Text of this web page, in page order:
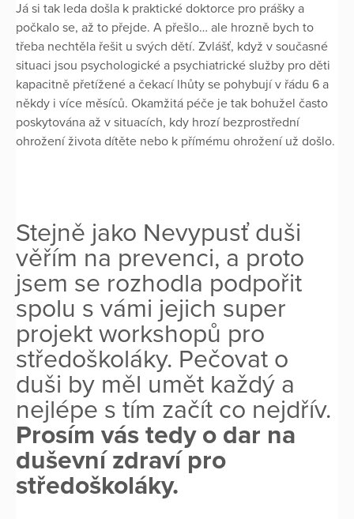
Já si tak leda došla k praktické doktorce pro prášky a
počkalo se, až to přejde. A přešlo… ale hrozně bych to
třeba nechtěla řešit u svých dětí. Zvlášť, když v současné
situaci jsou psychologické a psychiatrické služby pro děti
kapacitně přetížené a čekací lhůty se pohybují v řádu 6 a
někdy i více měsíců. Okamžitá péče je tak bohužel často
poskytována až v situacích, kdy hrozí bezprostřední
ohrožení života dítěte nebo k přímému ohrožení už došlo.
Stejně jako Nevypusť duši
věřím na prevenci, a proto
jsem se rozhodla podpořit
spolu s vámi jejich super
projekt workshopů pro
středoškoláky. Pečovat o
duši by měl umět každý a
nejlépe s tím začít co nejdřív.
Prosím vás tedy o dar na
duševní zdraví pro
středoškoláky.